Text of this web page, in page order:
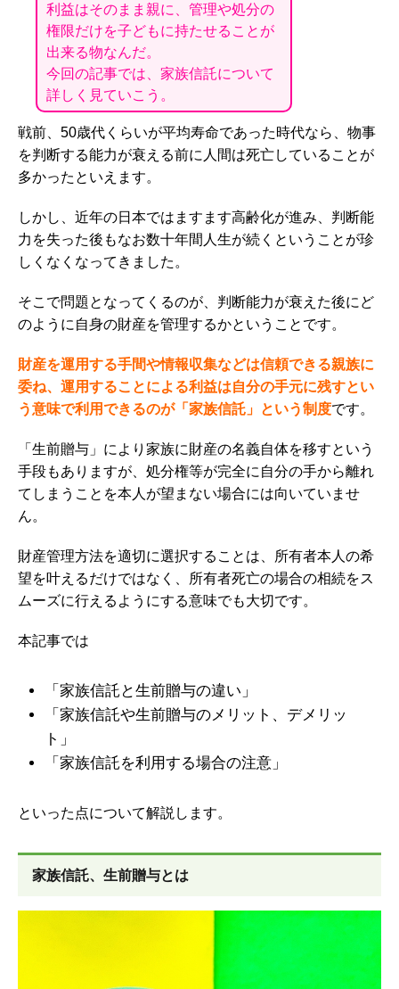
利益はそのまま親に、管理や処分の
権限だけを子どもに持たせることが
出来る物なんだ。
今回の記事では、家族信託について
詳しく見ていこう。
戦前、50歳代くらいが平均寿命であった時代なら、物事
を判断する能力が衰える前に人間は死亡していることが
多かったといえます。
しかし、近年の日本ではますます高齢化が進み、判断能
力を失った後もなお数十年間人生が続くということが珍
しくなくなってきました。
そこで問題となってくるのが、判断能力が衰えた後にど
のように自身の財産を管理するかということです。
財産を運用する手間や情報収集などは信頼できる親族に
委ね、運用することによる利益は自分の手元に残すとい
う意味で利用できるのが「家族信託」という制度です。
「生前贈与」により家族に財産の名義自体を移すという
手段もありますが、処分権等が完全に自分の手から離れ
てしまうことを本人が望まない場合には向いていませ
ん。
財産管理方法を適切に選択することは、所有者本人の希
望を叶えるだけではなく、所有者死亡の場合の相続をス
ムーズに行えるようにする意味でも大切です。
本記事では
「家族信託と生前贈与の違い」
「家族信託や生前贈与のメリット、デメリッ
ト」
「家族信託を利用する場合の注意」
といった点について解説します。
家族信託、生前贈与とは